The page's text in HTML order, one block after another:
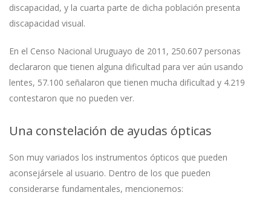
discapacidad, y la cuarta parte de dicha población presenta
discapacidad visual.
En el Censo Nacional Uruguayo de 2011, 250.607 personas
declararon que tienen alguna dificultad para ver aún usando
lentes, 57.100 señalaron que tienen mucha dificultad y 4.219
contestaron que no pueden ver.
Una constelación de ayudas ópticas
Son muy variados los instrumentos ópticos que pueden
aconsejársele al usuario. Dentro de los que pueden
considerarse fundamentales, mencionemos: